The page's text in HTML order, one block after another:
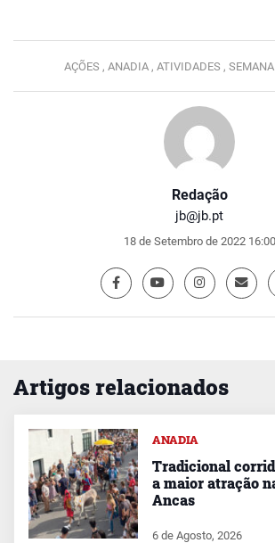
Redação
jb@jb.pt
18 de Setembro de 2022 16:00
AÇÕES , ANADIA , ATIVIDADES ,
Artigos relacionados
ANADIA
Tradicional
a maior atração
Ancas
6 de Agosto, 2026